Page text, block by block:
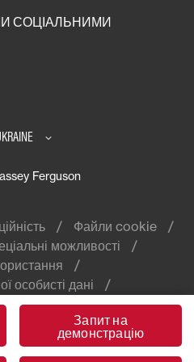
Запит на
демонстрацію
СОЦІАЛЬНИМИ
Ferguson
Файли cookie
можливості
особисті дані
Ferguson® — світовий бренд